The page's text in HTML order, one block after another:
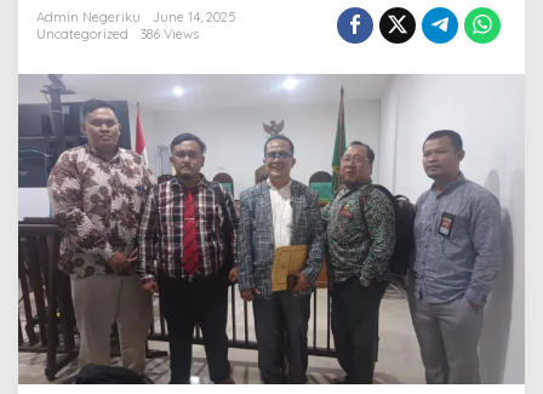
p
S
e
p
i
h
a
k
,
P
T
Admin Negeriku
June 14, 2025
Uncategorized
386 Views